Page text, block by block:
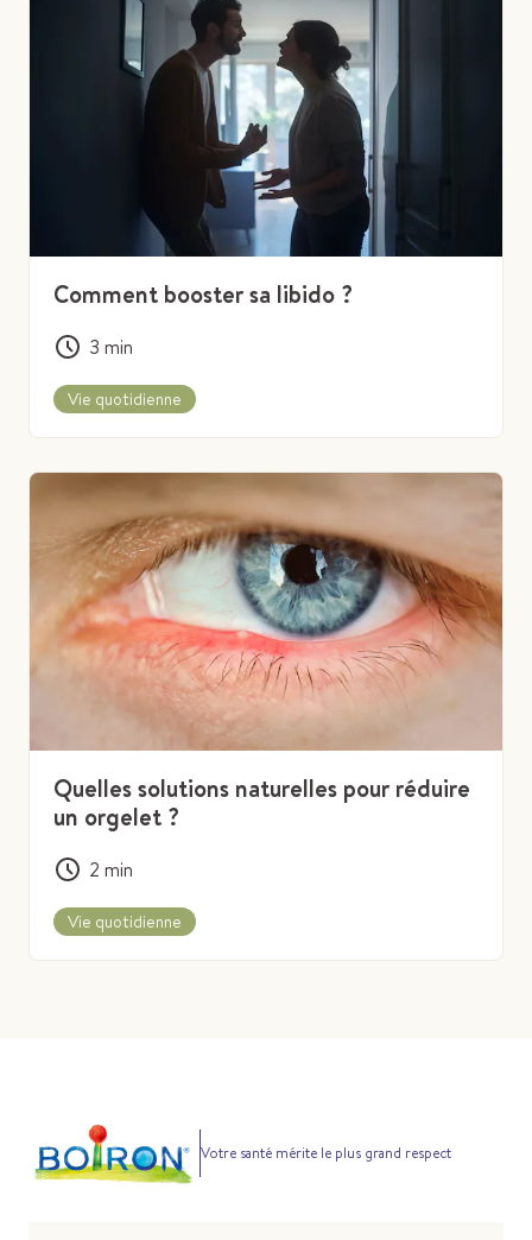
Comment booster sa libido ?
3 min
Vie quotidienne
Quelles solutions naturelles pour réduire
un orgelet ?
2 min
Vie quotidienne
Votre santé mérite le plus grand respect